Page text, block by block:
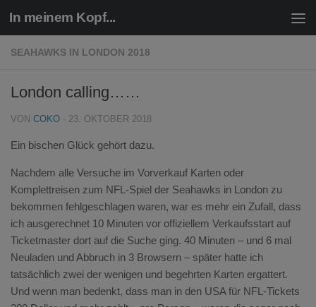
Zum Inhalt springen
In meinem Kopf...
SEAHAWKS IN LONDON 2018
London calling……
VON COKO · 23. OKTOBER 2018
Ein bischen Glück gehört dazu.
Nachdem alle Versuche im Vorverkauf Karten oder
Komplettreisen zum NFL-Spiel der Seahawks in London zu
bekommen fehlgeschlagen waren, war es mehr ein Zufall, dass
ich ausgerechnet 10 Minuten vor offiziellem Verkaufsstart auf
Ticketmaster dort auf die Suche ging. 40 Minuten – und 6 mal
Neuladen und Abbruch in 3 Browsern – später hatte ich
tatsächlich zwei der wenigen und begehrten Karten ergattert.
Und wenn man bedenkt, dass man in den USA für NFL-Tickets